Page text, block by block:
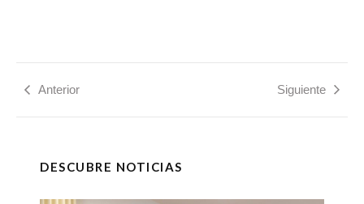
Anterior Siguiente
DESCUBRE NOTICIAS